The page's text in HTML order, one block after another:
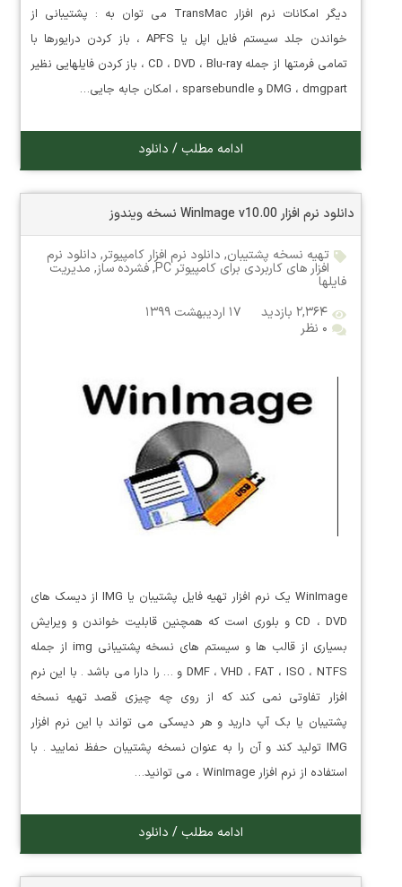
دیگر امکانات نرم افزار TransMac می توان به : پشتیبانی از
خواندن جلد سیستم فایل اپل یا APFS ، باز کردن درایورها با
تمامی فرمتها از جمله CD ، DVD ، Blu-ray ، باز کردن فایلهایی نظیر
DMG ، dmgpart و sparsebundle ، امکان جابه جایی…
ادامه مطلب / دانلود
دانلود نرم افزار WinImage v10.00 نسخه ویندوز
تهیه نسخه پشتیبان, دانلود نرم افزار کامپیوتر, دانلود نرم
افزار های کاربردی برای کامپیوتر PC ,فشرده ساز, مدیریت
فایلها
۲,۳۶۴ بازدید
۱۷ اردیبهشت ۱۳۹۹
۰ نظر
WinImage یک نرم افزار تهیه فایل پشتیبان یا IMG از دیسک های
CD ، DVD و بلوری است که همچنین قابلیت خواندن و ویرایش
بسیاری از قالب ها و سیستم های نسخه پشتیبانی img از جمله
DMF ، VHD ، FAT ، ISO ، NTFS و … را دارا می باشد . با این نرم
افزار تفاوتی نمی کند که از روی چه چیزی قصد تهیه نسخه
پشتیبان یا بک آپ دارید و هر دیسکی می تواند با این نرم افزار
IMG تولید کند و آن را به عنوان نسخه پشتیبان حفظ نمایید . با
استفاده از نرم افزار WinImage ، می توانید…
ادامه مطلب / دانلود